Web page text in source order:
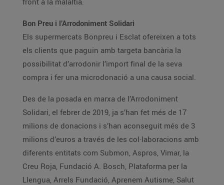
Bon Preu i l’Arrodoniment Solidari
Els supermercats Bonpreu i Esclat ofereixen a tots
els clients que paguin amb targeta bancària la
possibilitat d’arrodonir l’import final de la seva
compra i fer una microdonació a una causa social.
Des de la posada en marxa de l’Arrodoniment
Solidari, el febrer de 2019, ja s’han fet més de 17
milions de donacions i s’han aconseguit més de 3
milions d’euros a través de les col·laboracions amb
diferents entitats com Submon, Aspros, Vimar, la
Creu Roja, Fundació A. Bosch, Plataforma per la
Llengua, Arrels Fundació, Aprenem Autisme, Salut